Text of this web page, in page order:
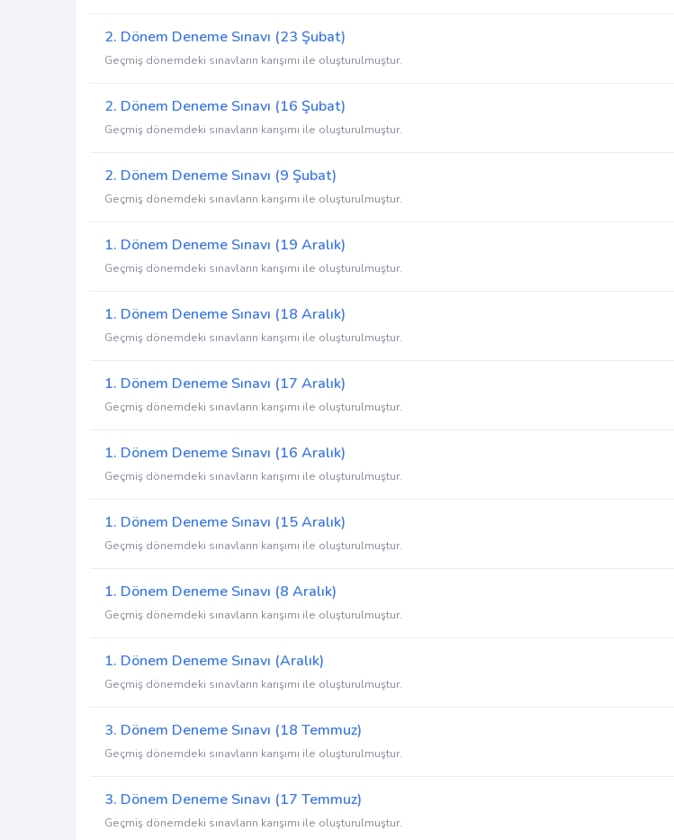
2. Dönem Deneme Sınavı (23 Şubat)
Geçmiş dönemdeki sınavların karışımı ile oluşturulmuştur.
2. Dönem Deneme Sınavı (16 Şubat)
Geçmiş dönemdeki sınavların karışımı ile oluşturulmuştur.
2. Dönem Deneme Sınavı (9 Şubat)
Geçmiş dönemdeki sınavların karışımı ile oluşturulmuştur.
1. Dönem Deneme Sınavı (19 Aralık)
Geçmiş dönemdeki sınavların karışımı ile oluşturulmuştur.
1. Dönem Deneme Sınavı (18 Aralık)
Geçmiş dönemdeki sınavların karışımı ile oluşturulmuştur.
1. Dönem Deneme Sınavı (17 Aralık)
Geçmiş dönemdeki sınavların karışımı ile oluşturulmuştur.
1. Dönem Deneme Sınavı (16 Aralık)
Geçmiş dönemdeki sınavların karışımı ile oluşturulmuştur.
1. Dönem Deneme Sınavı (15 Aralık)
Geçmiş dönemdeki sınavların karışımı ile oluşturulmuştur.
1. Dönem Deneme Sınavı (8 Aralık)
Geçmiş dönemdeki sınavların karışımı ile oluşturulmuştur.
1. Dönem Deneme Sınavı (Aralık)
Geçmiş dönemdeki sınavların karışımı ile oluşturulmuştur.
3. Dönem Deneme Sınavı (18 Temmuz)
Geçmiş dönemdeki sınavların karışımı ile oluşturulmuştur.
3. Dönem Deneme Sınavı (17 Temmuz)
Geçmiş dönemdeki sınavların karışımı ile oluşturulmuştur.